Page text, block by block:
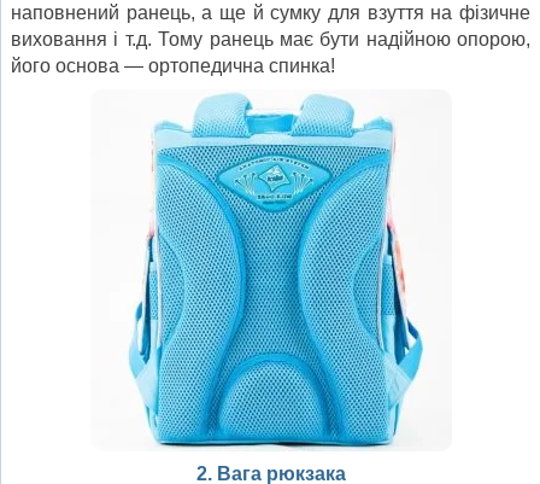
наповнений ранець, а ще й сумку для взуття на фізичне
виховання і т.д. Тому ранець має бути надійною опорою,
його основа — ортопедична спинка!
2. Вага рюкзака